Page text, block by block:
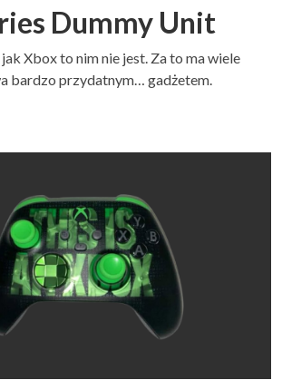
Dummy Unit
Xbox to nim nie jest. Za to ma wiele
bardzo przydatnym… gadżetem.